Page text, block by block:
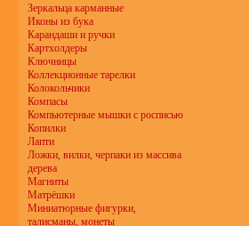
Зеркальца карманные
Иконы из бука
Карандаши и ручки
Картхолдеры
Ключницы
Коллекционные тарелки
Колокольчики
Компасы
Компьютерные мышки с росписью
Копилки
Лапти
Ложки, вилки, черпаки из массива
дерева
Магниты
Матрёшки
Миниатюрные фигурки,
талисманы, монеты